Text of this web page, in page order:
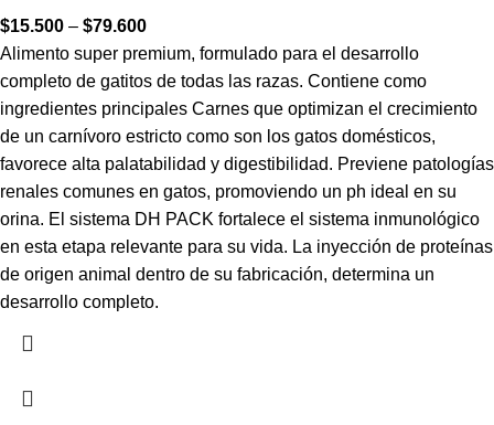
$15.500 – $79.600
Alimento super premium, formulado para el desarrollo
completo de gatitos de todas las razas. Contiene como
ingredientes principales Carnes que optimizan el crecimiento
de un carnívoro estricto como son los gatos domésticos,
favorece alta palatabilidad y digestibilidad. Previene patologías
renales comunes en gatos, promoviendo un ph ideal en su
orina. El sistema DH PACK fortalece el sistema inmunológico
en esta etapa relevante para su vida. La inyección de proteínas
de origen animal dentro de su fabricación, determina un
desarrollo completo.